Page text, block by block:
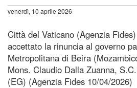
venerdì, 10 aprile 2026
Città del Vaticano (Agenzia
accettato la rinuncia al governo
Metropolitana di Beira
Mons. Claudio Dalla Zuanna,
(EG) (Agenzia Fides 10/04/2026)